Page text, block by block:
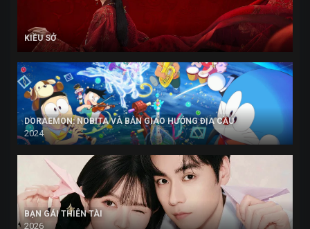
KIỀU SỞ
DORAEMON: NOBITA VÀ BẢN GIAO HƯỞNG ĐỊA CẦU
2024
BẠN GÁI THIÊN TÀI
2026